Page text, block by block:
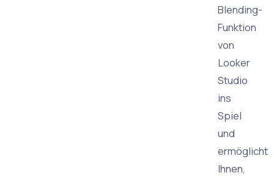
Blending-
Funktion
von
Looker
Studio
ins
Spiel
und
ermöglicht
Ihnen,